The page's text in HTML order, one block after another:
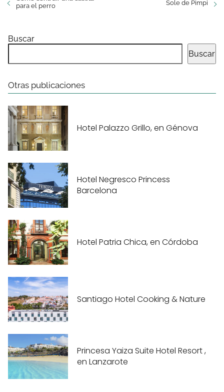
para el perro
Sole de Pimpi
Buscar
Buscar
Otras publicaciones
Hotel Palazzo Grillo, en Génova
Hotel Negresco Princess
Barcelona
Hotel Patria Chica, en Córdoba
Santiago Hotel Cooking & Nature
Princesa Yaiza Suite Hotel Resort ,
en Lanzarote